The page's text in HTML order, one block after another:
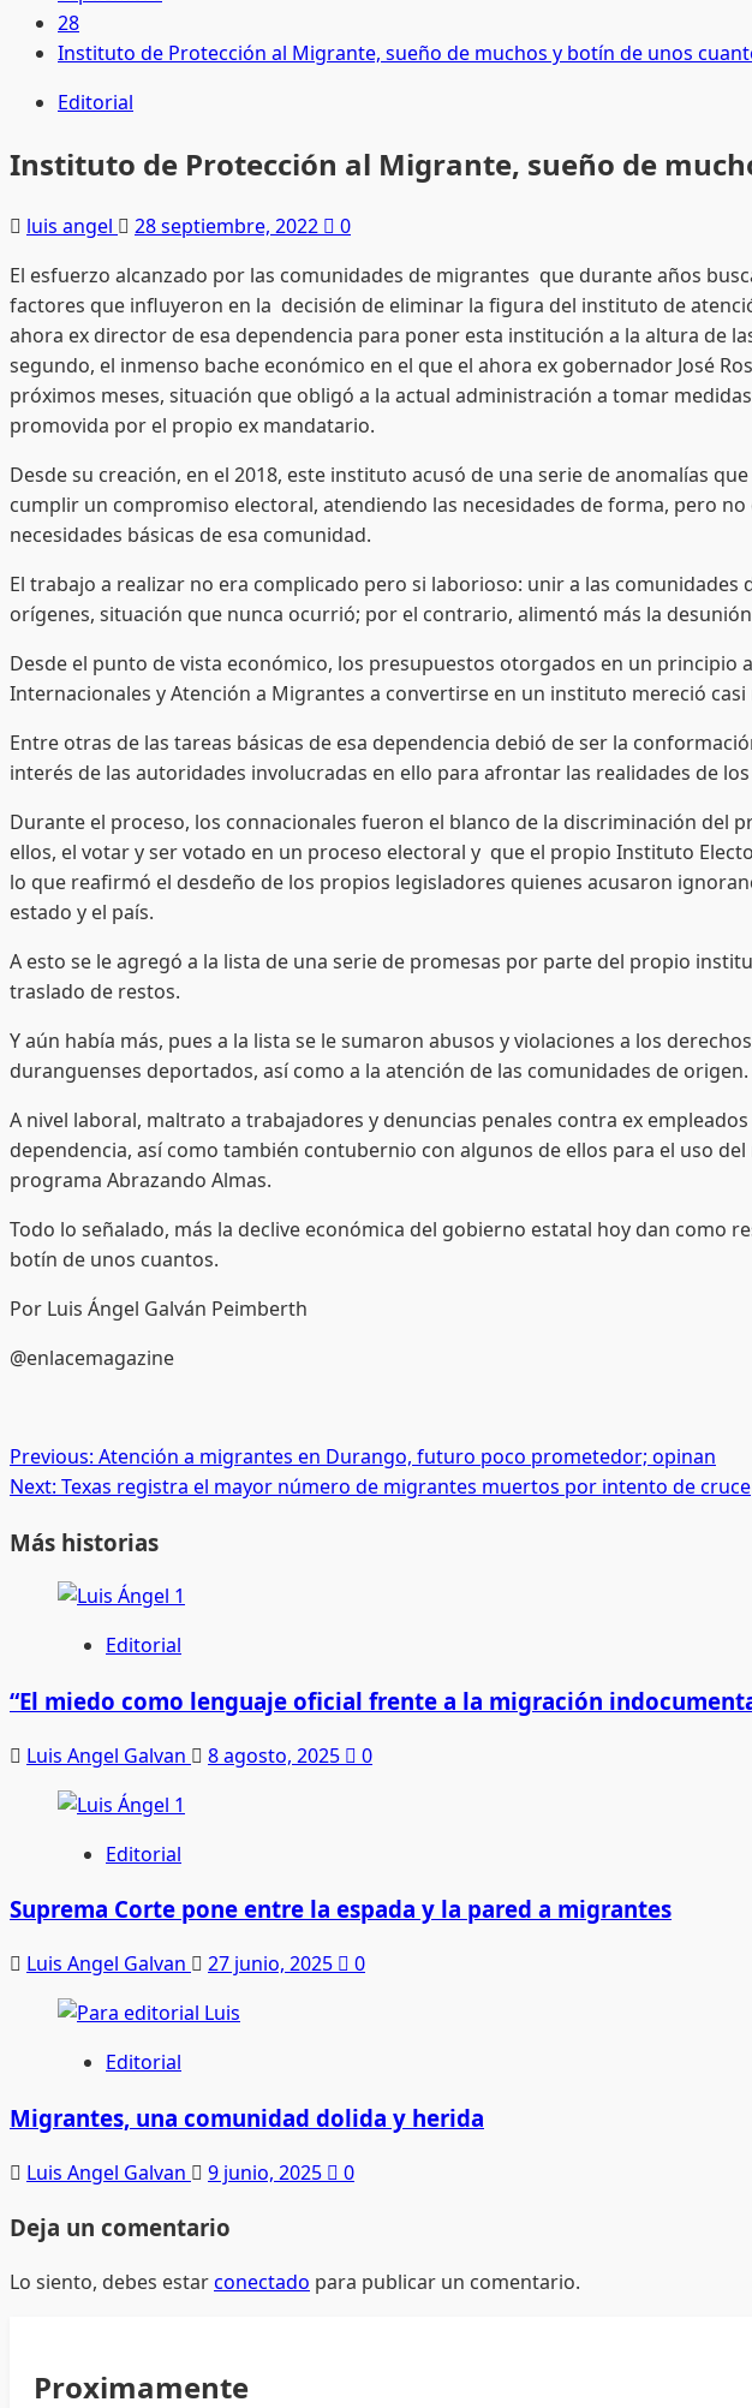
28
Instituto de Protección al Migrante, sueño de muchos y botín de unos
Editorial
Instituto de Protección al Migrante, sueño de
luis angel 28 septiembre, 2022
0
El esfuerzo alcanzado por las comunidades de migrantes que durante años
factores que influyeron en la decisión de eliminar la figura del instituto de
ahora ex director de esa dependencia para poner esta institución a la altura de
segundo, el inmenso bache económico en el que el ahora ex gobernador José
próximos meses, situación que obligó a la actual administración a tomar
promovida por el propio ex mandatario.
Desde su creación, en el 2018, este instituto acusó de una serie de anomalías
cumplir un compromiso electoral, atendiendo las necesidades de forma, pero
necesidades básicas de esa comunidad.
El trabajo a realizar no era complicado pero si laborioso: unir a las
orígenes, situación que nunca ocurrió; por el contrario, alimentó más la
Desde el punto de vista económico, los presupuestos otorgados en un
Internacionales y Atención a Migrantes a convertirse en un instituto mereció
Entre otras de las tareas básicas de esa dependencia debió de ser la
interés de las autoridades involucradas en ello para afrontar las realidades de
Durante el proceso, los connacionales fueron el blanco de la discriminación
ellos, el votar y ser votado en un proceso electoral y que el propio Instituto
lo que reafirmó el desdeño de los propios legisladores quienes acusaron
estado y el país.
A esto se le agregó a la lista de una serie de promesas por parte del propio
traslado de restos.
Y aún había más, pues a la lista se le sumaron abusos y violaciones a los
duranguenses deportados, así como a la atención de las comunidades de origen.
A nivel laboral, maltrato a trabajadores y denuncias penales contra ex
dependencia, así como también contubernio con algunos de ellos para el uso
programa Abrazando Almas.
Todo lo señalado, más la declive económica del gobierno estatal hoy dan
botín de unos cuantos.
Por Luis Ángel Galván Peimberth
@enlacemagazine
Post
navigation
Previous: Atención a migrantes en Durango, futuro poco prometedor; opinan
Next: Texas registra el mayor número de migrantes muertos por intento de cruce
Más historias
Editorial
“El miedo como lenguaje oficial frente a la migración
Luis Angel Galvan 8 agosto, 2025 0
Editorial
Suprema Corte pone entre la espada y la pared a migrantes
Luis Angel Galvan 27 junio, 2025 0
Editorial
Migrantes, una comunidad dolida y herida
Luis Angel Galvan 9 junio, 2025 0
Deja un comentario
Lo siento, debes estarconectado para publicar un comentario.
Proximamente